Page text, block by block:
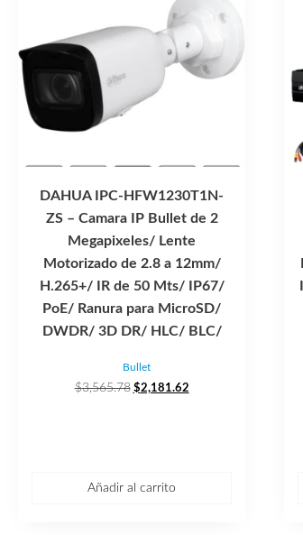
DAHUA IPC-HFW1230T1N-
ZS – Camara IP Bullet de 2
Megapixeles/ Lente
Motorizado de 2.8 a 12mm/
H.265+/ IR de 50 Mts/ IP67/
PoE/ Ranura para MicroSD/
DWDR/ 3D DR/ HLC/ BLC/
Bullet
$3,565.78 El
$2,181.62El
Añadir al carrito